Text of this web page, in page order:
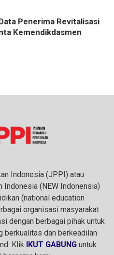
Penerima Revitalisasi
Kemendikdasmen
Indonesia (JPPI) atau
Indonesia (NEW Indonensia)
(national education
organisasi masyarakat
dengan berbagai pihak untuk
berkualitas dan berkeadilan
Klik IKUT GABUNG untuk